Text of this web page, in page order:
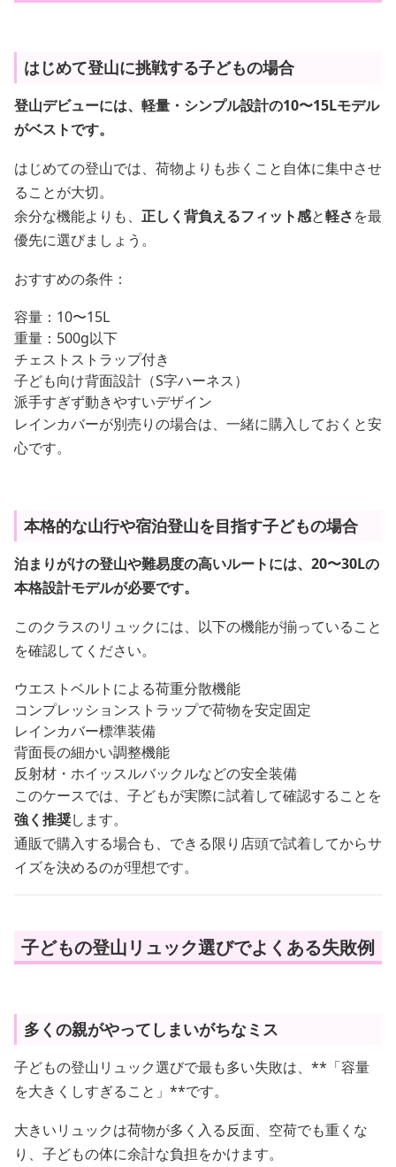
はじめて登山に挑戦する子どもの場合
登山デビューには、軽量・シンプル設計の10〜15Lモデル
がベストです。
はじめての登山では、荷物よりも歩くこと自体に集中させ
ることが大切。
余分な機能よりも、 正しく背負えるフィット感と軽さを最
優先に選びましょう。
おすすめの条件：
容量：10〜15L
重量：500g以下
チェストストラップ付き
子ども向け背面設計（S字ハーネス）
派手すぎず動きやすいデザイン
レインカバーが別売りの場合は、一緒に購入しておくと安
心です。
本格的な山行や宿泊登山を目指す子どもの場合
泊まりがけの登山や難易度の高いルートには、20〜30Lの
本格設計モデルが必要です。
このクラスのリュックには、以下の機能が揃っていること
を確認してください。
ウエストベルトによる荷重分散機能
コンプレッションストラップで荷物を安定固定
レインカバー標準装備
背面長の細かい調整機能
反射材・ホイッスルバックルなどの安全装備
このケースでは、子どもが実際に試着して確認することを
強く推奨します。
通販で購入する場合も、できる限り店頭で試着してからサ
イズを決めるのが理想です。
子どもの登山リュック選びでよくある失敗例
多くの親がやってしまいがちなミス
子どもの登山リュック選びで最も多い失敗は、**「容量
を大きくしすぎること」**です。
大きいリュックは荷物が多く入る反面、空荷でも重くな
り、子どもの体に余計な負担をかけます。